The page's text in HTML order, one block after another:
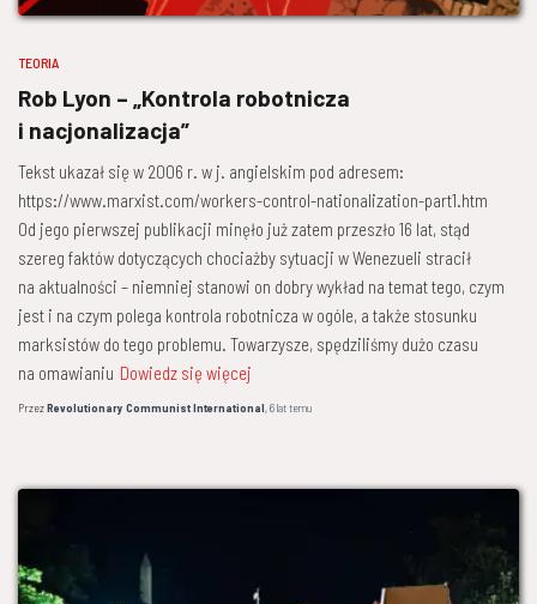
TEORIA
Rob Lyon – „Kontrola robotnicza
i nacjonalizacja”
Tekst ukazał się w 2006 r. w j. angielskim pod adresem:
https://www.marxist.com/workers-control-nationalization-part1.htm
Od jego pierwszej publikacji minęło już zatem przeszło 16 lat, stąd
szereg faktów dotyczących chociażby sytuacji w Wenezueli stracił
na aktualności – niemniej stanowi on dobry wykład na temat tego, czym
jest i na czym polega kontrola robotnicza w ogóle, a także stosunku
marksistów do tego problemu. Towarzysze, spędziliśmy dużo czasu
na omawianiu Dowiedz się więcej
PrzezRevolutionary Communist International,6 lattemu